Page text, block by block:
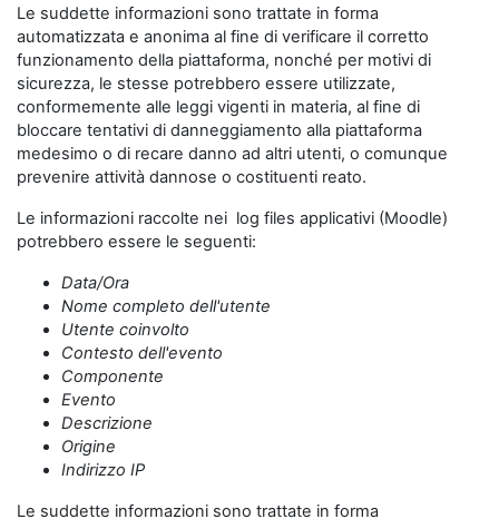
Le suddette informazioni sono trattate in forma
automatizzata e anonima al fine di verificare il corretto
funzionamento della piattaforma, nonché per motivi di
sicurezza, le stesse potrebbero essere utilizzate,
conformemente alle leggi vigenti in materia, al fine di
bloccare tentativi di danneggiamento alla piattaforma
medesimo o di recare danno ad altri utenti, o comunque
prevenire attività dannose o costituenti reato.
Le informazioni raccolte nei log files applicativi (Moodle)
potrebbero essere le seguenti:
Data/Ora
Nome completo dell'utente
Utente coinvolto
Contesto dell'evento
Componente
Evento
Descrizione
Origine
Indirizzo IP
Le suddette informazioni sono trattate in forma